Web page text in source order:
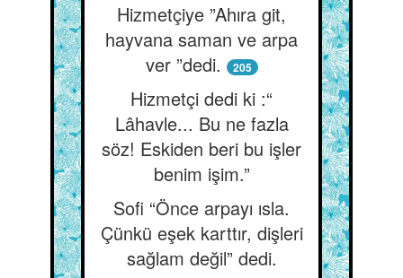
Hizmetçiye ”Ahıra git,
hayvana saman ve arpa
ver ”dedi.
205
Hizmetçi dedi ki :“
Lâhavle... Bu ne fazla
söz! Eskiden beri bu işler
benim işim.”
Sofi “Önce arpayı ısla.
Çünkü eşek karttır, dişleri
sağlam değil” dedi.